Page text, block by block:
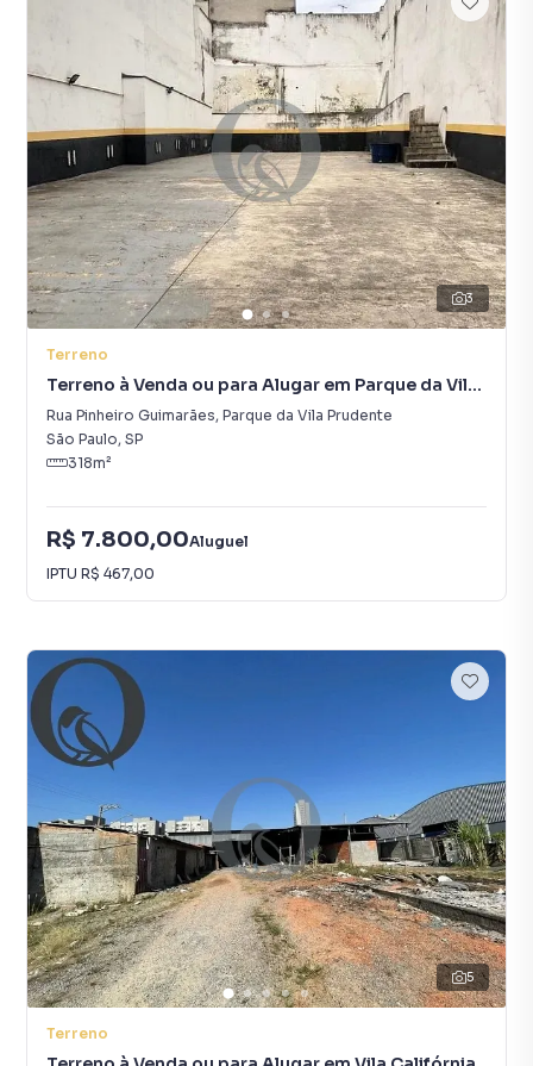
3
Terreno
Terreno à Venda ou para Alugar em Parque da Vila
Prudente
Rua Pinheiro Guimarães, Parque da Vila Prudente
São Paulo, SP
318m²
R$ 7.800,00Aluguel
IPTU R$ 467,00
5
Terreno